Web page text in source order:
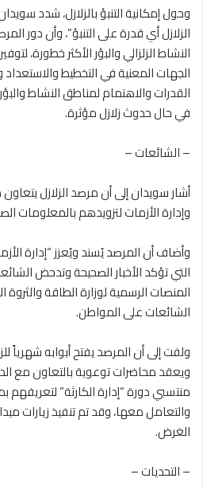
وحول إمكانية التنبؤ بالزلازل، شدد
الزلازل أي قدرة على التنبؤ”، وأن دور
النشاط الزلزالي والبؤر الأكثر خطورة،
الجهات المعنية في التخطيط
القدرات والاهتمام لمناطق النشاط والبؤر
في حال حدوث زلازل مؤثرة.
– الشائعات –
أشار سويدان إلى أن مرصد الزلازل
وإدارة الأزمات لتزويدهم بالمعلومات
وأضاف أن المرصد يُسند ويُعزز “إدارة
التي تؤكد الأخبار الصحيحة وتدحض
المنصات الرسمية لوزارة الطاقة
الشائعات على المواطن.
ولفت إلى أن المرصد يفتح أبوابه شهرياً
ويعقد محاضرات توعوية بالتعاون مع
منتسبي دورة “إدارة الكارثة” لتعريفهم
والتعامل معها، وقد تم تنفيذ زيارات
الغرض.
– التحديات –